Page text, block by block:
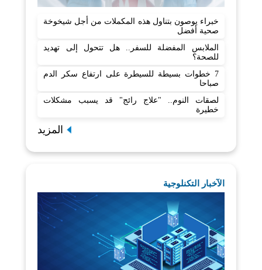
خبراء يوصون بتناول هذه المكملات من أجل شيخوخة
صحية أفضل
الملابس المفضلة للسفر.. هل تتحول إلى تهديد
للصحة؟
7 خطوات بسيطة للسيطرة على ارتفاع سكر الدم
صباحا
لصقات النوم.. "علاج رائج" قد يسبب مشكلات
خطيرة
المزيد
الآخبار التكنلوجية